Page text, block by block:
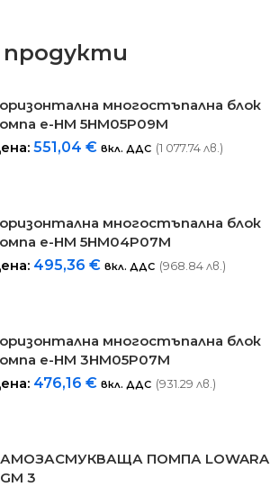
продукти
многостъпална блок
е-HM 5HM05P09M
551,04€ вкл. ДДС (1 077.74 лв.)
многостъпална блок
е-HM 5HM04P07M
495,36€ вкл. ДДС (968.84 лв.)
многостъпална блок
е-HM 3HM05P07M
476,16€ вкл. ДДС (931.29 лв.)
ПОМПА LOWARA
3